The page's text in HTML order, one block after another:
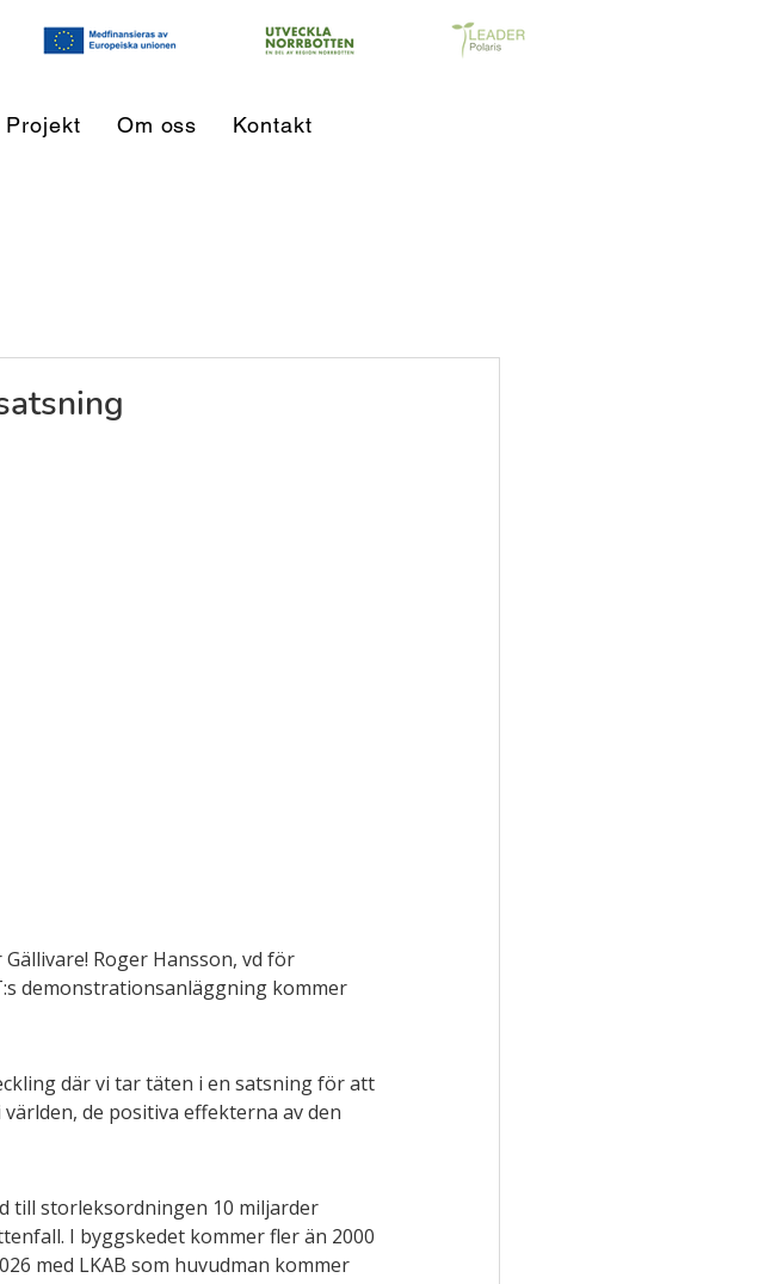
Projekt Om oss Kontakt
Roger Hansson, vd för
demonstrationsanläggning kommer
där vi tar täten i en satsning för att
de positiva effekterna av den
till storleksordningen 10 miljarder
I byggskedet kommer fler än 2000
med LKAB som huvudman kommer